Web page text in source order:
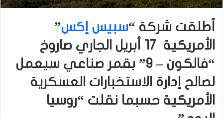
أطلقت شركة “سبيس إكس”
الأمريكية 17 أبريل الجاري صاروخ
“فالكون – 9” بقمر صناعي سيعمل
لصالح إدارة الاستخبارات العسكرية
الأمريكية حسبما نقلت “روسيا